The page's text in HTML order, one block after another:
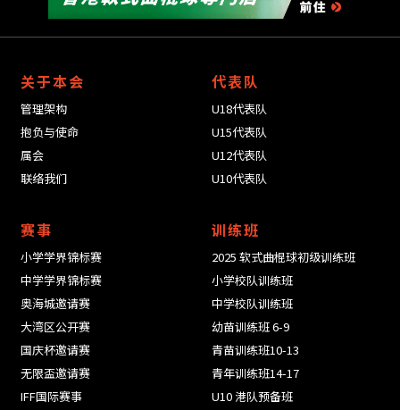
关于本会
管理架构
抱负与使命
属会
联络我们
代表队
U18代表队
U15代表队
U12代表队
U10代表队
赛事
小学学界锦标赛
中学学界锦标赛
奥海城邀请赛
大湾区公开赛
国庆杯邀请赛
无限盃邀请赛
IFF国际赛事
训练班
2025 软式曲棍球初级训练班
小学校队训练班
中学校队训练班
幼苗训练班 6-9
青苗训练班10-13
青年训练班14-17
U10 港队预备班